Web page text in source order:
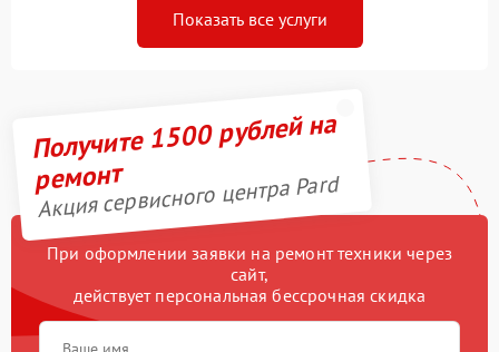
Показать все услуги
Получите 1500 рублей на
ремонт
Акция сервисного центра Pard
При оформлении заявки на ремонт техники через
сайт,
действует персональная бессрочная скидка